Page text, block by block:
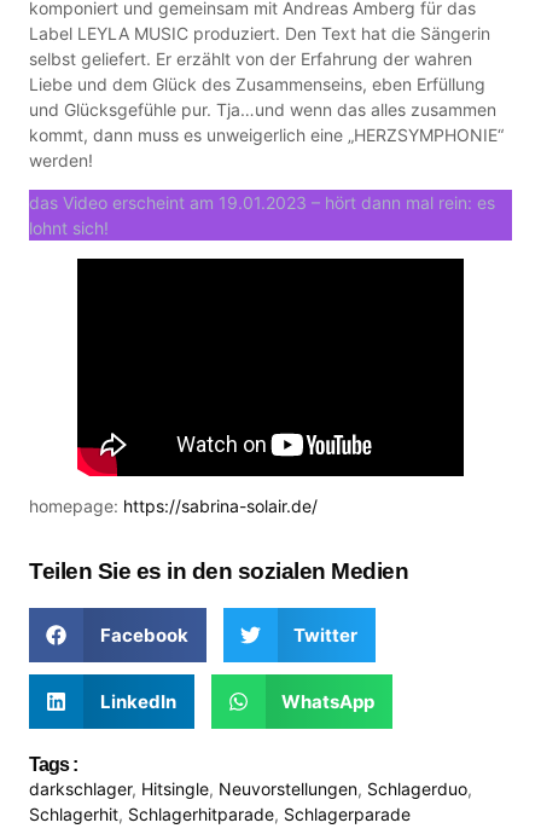
komponiert und gemeinsam mit Andreas Amberg für das
Label LEYLA MUSIC produziert. Den Text hat die Sängerin
selbst geliefert. Er erzählt von der Erfahrung der wahren
Liebe und dem Glück des Zusammenseins, eben Erfüllung
und Glücksgefühle pur. Tja…und wenn das alles zusammen
kommt, dann muss es unweigerlich eine „HERZSYMPHONIE“
werden!
das Video erscheint am 19.01.2023 – hört dann mal rein: es
lohnt sich!
homepage: https://sabrina-solair.de/
Teilen Sie es in den sozialen Medien
Facebook Twitter
LinkedIn WhatsApp
Tags :
darkschlager, Hitsingle, Neuvorstellungen, Schlagerduo,
Schlagerhit, Schlagerhitparade, Schlagerparade